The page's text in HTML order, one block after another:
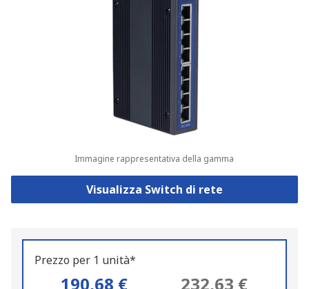
Immagine rappresentativa della gamma
Visualizza Switch di rete
Prezzo per 1 unità*
190,68 € 232,63 €